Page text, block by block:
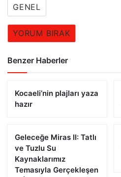
GENEL
YORUM BIRAK
Benzer Haberler
Kocaeli’nin plajları yaza
hazır
Geleceğe Miras II: Tatlı
ve Tuzlu Su
Kaynaklarımız
Temasıyla Gerçekleşen